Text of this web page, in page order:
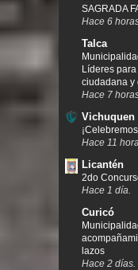
SAGRADA
Hace 6
Talca
Líderes
ciudadana y
Hace 7
Vichuquen
Hace 11
Licantén
2do
Hace 1 día.
Curicó
lazos
Hace 2 días.